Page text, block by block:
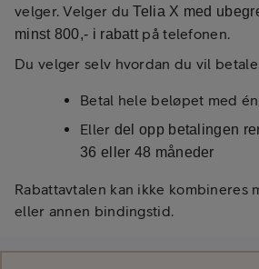
velger. Velger duTelia X med
minst 800,- i rabatt på telefonen.
Du velger selv hvordan du vil
Betal hele beløpet med
Eller del opp betalingen
36 eller 48 måneder
Rabattavtalen kan ikke kombineres
eller annen bindingstid.